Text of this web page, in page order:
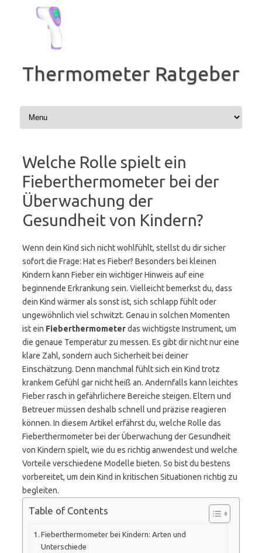
springen
Thermometer Ratgeber
Welche Rolle spielt ein
Fieberthermometer bei der
Überwachung der
Gesundheit von Kindern?
Wenn dein Kind sich nicht wohlfühlt, stellst du dir sicher
sofort die Frage: Hat es Fieber? Besonders bei kleinen
Kindern kann Fieber ein wichtiger Hinweis auf eine
beginnende Erkrankung sein. Vielleicht bemerkst du, dass
dein Kind wärmer als sonst ist, sich schlapp fühlt oder
ungewöhnlich viel schwitzt. Genau in solchen Momenten
ist ein Fieberthermometerdas wichtigste Instrument, um
die genaue Temperatur zu messen. Es gibt dir nicht nur eine
klare Zahl, sondern auch Sicherheit bei deiner
Einschätzung. Denn manchmal fühlt sich ein Kind trotz
krankem Gefühl gar nicht heiß an. Andernfalls kann leichtes
Fieber rasch in gefährlichere Bereiche steigen. Eltern und
Betreuer müssen deshalb schnell und präzise reagieren
können. In diesem Artikel erfährst du, welche Rolle das
Fieberthermometer bei der Überwachung der Gesundheit
von Kindern spielt, wie du es richtig anwendest und welche
Vorteile verschiedene Modelle bieten. So bist du bestens
vorbereitet, um dein Kind in kritischen Situationen richtig zu
begleiten.
Table of Contents
Fieberthermometer bei Kindern: Arten und
Unterschiede